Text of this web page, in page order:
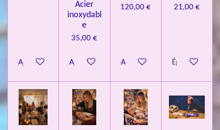
é
t
l
s
Ajouter au panier
Acier
inoxydabl
e
35,00 €
Ajouter au panier
120,00 €
Ajouter au panier
21,00 €
Épuisé